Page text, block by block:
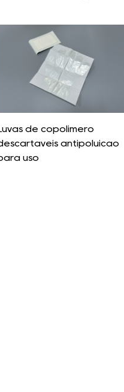
de copolímero
​​antipoluição
uso